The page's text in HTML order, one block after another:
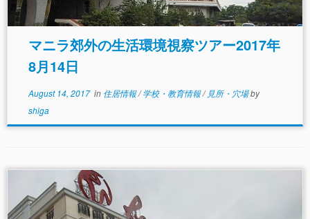
マニラ郊外の生活環境視察ツアー2017年
8月14日
August 14, 2017in 住居情報/学校・教育情報/ 見所・穴場by
shiga